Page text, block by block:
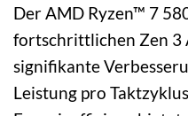
Der AMD Ryzen™ 7
fortschrittlichen Zen 3
signifikante
Leistung pro